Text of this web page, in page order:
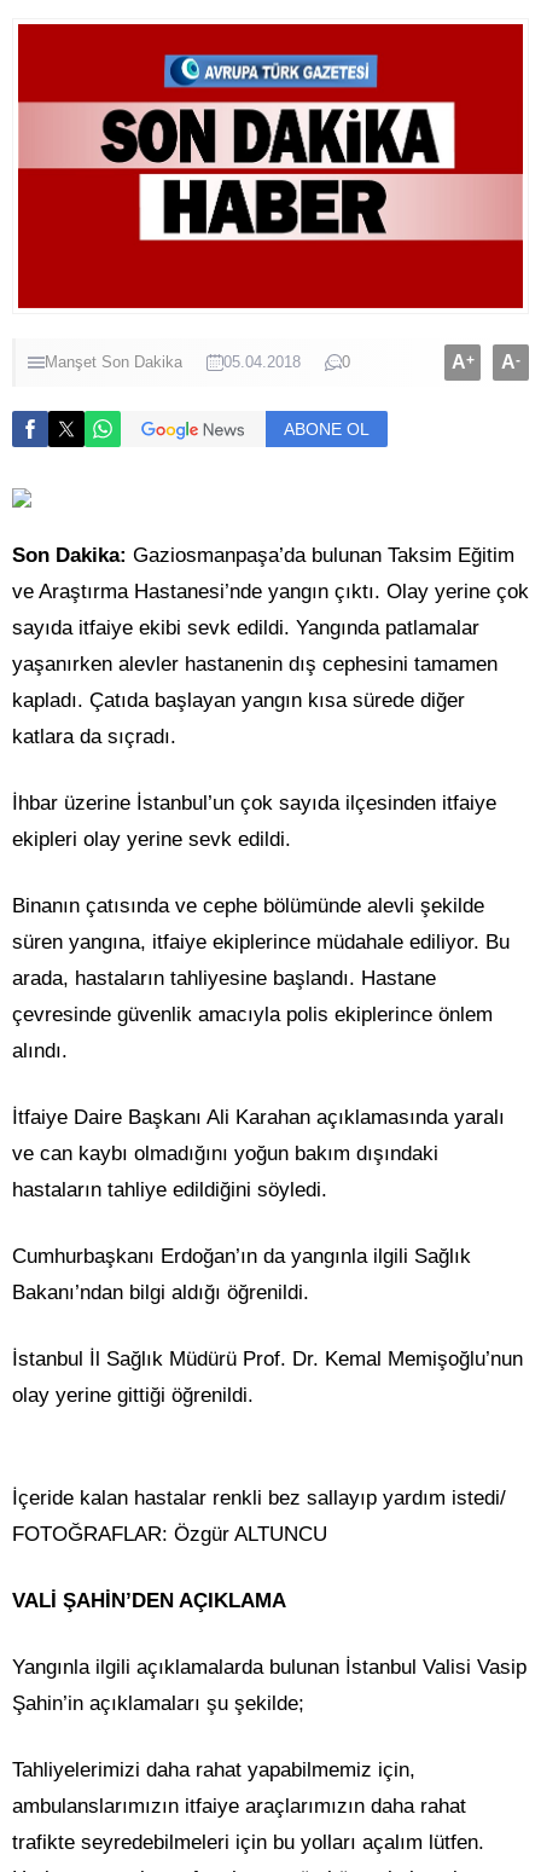
Manşet Son Dakika 05.04.2018 0 A+ A-
ABONE OL
Son Dakika: Gaziosmanpaşa’da bulunan Taksim Eğitim
ve Araştırma Hastanesi’nde yangın çıktı. Olay yerine çok
sayıda itfaiye ekibi sevk edildi. Yangında patlamalar
yaşanırken alevler hastanenin dış cephesini tamamen
kapladı. Çatıda başlayan yangın kısa sürede diğer
katlara da sıçradı.
İhbar üzerine İstanbul’un çok sayıda ilçesinden itfaiye
ekipleri olay yerine sevk edildi.
Binanın çatısında ve cephe bölümünde alevli şekilde
süren yangına, itfaiye ekiplerince müdahale ediliyor. Bu
arada, hastaların tahliyesine başlandı. Hastane
çevresinde güvenlik amacıyla polis ekiplerince önlem
alındı.
İtfaiye Daire Başkanı Ali Karahan açıklamasında yaralı
ve can kaybı olmadığını yoğun bakım dışındaki
hastaların tahliye edildiğini söyledi.
Cumhurbaşkanı Erdoğan’ın da yangınla ilgili Sağlık
Bakanı’ndan bilgi aldığı öğrenildi.
İstanbul İl Sağlık Müdürü Prof. Dr. Kemal Memişoğlu’nun
olay yerine gittiği öğrenildi.
İçeride kalan hastalar renkli bez sallayıp yardım istedi/
FOTOĞRAFLAR: Özgür ALTUNCU
VALİ ŞAHİN’DEN AÇIKLAMA
Yangınla ilgili açıklamalarda bulunan İstanbul Valisi Vasip
Şahin’in açıklamaları şu şekilde;
Tahliyelerimizi daha rahat yapabilmemiz için,
ambulanslarımızın itfaiye araçlarımızın daha rahat
trafikte seyredebilmeleri için bu yolları açalım lütfen.